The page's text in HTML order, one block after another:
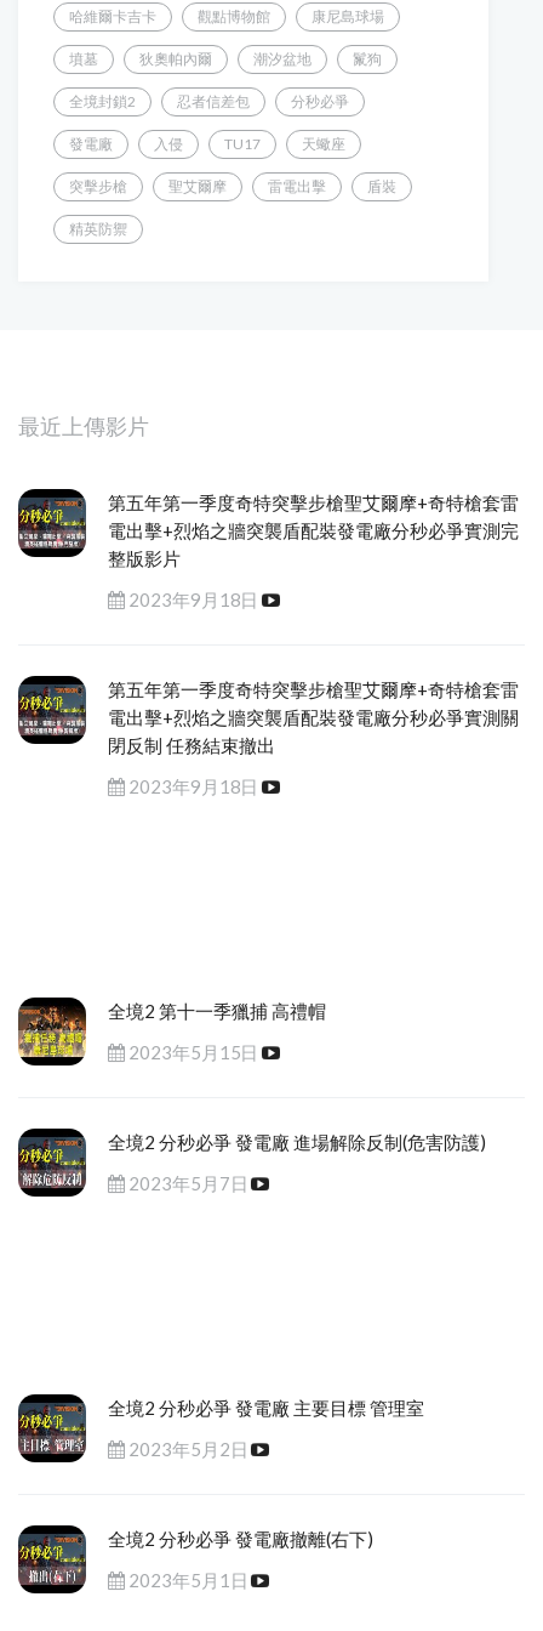
哈維爾卡吉卡 觀點博物館 康尼島球場
墳墓 狄奧帕內爾 潮汐盆地 鬣狗
全境封鎖2 忍者信差包 分秒必爭
發電廠 入侵 TU17 天蠍座
突擊步槍 聖艾爾摩 雷電出擊 盾裝
精英防禦
最近上傳影片
第五年第一季度奇特突擊步槍聖艾爾摩+奇特槍套雷
電出擊+烈焰之牆突襲盾配裝發電廠分秒必爭實測完
整版影片
2023年9月18日
第五年第一季度奇特突擊步槍聖艾爾摩+奇特槍套雷
電出擊+烈焰之牆突襲盾配裝發電廠分秒必爭實測關
閉反制 任務結束撤出
2023年9月18日
全境2 第十一季獵捕 高禮帽
2023年5月15日
全境2 分秒必爭 發電廠 進場解除反制(危害防護)
2023年5月7日
全境2 分秒必爭 發電廠 主要目標 管理室
2023年5月2日
全境2 分秒必爭 發電廠撤離(右下)
2023年5月1日